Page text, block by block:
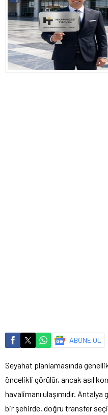
ABONE OL
Seyahat planlamasında
öncelikli görülür, ancak asıl
havalimanı ulaşımıdır.
bir şehirde, doğru transfer